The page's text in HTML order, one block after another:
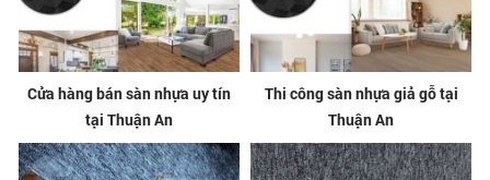
Cửa hàng bán sàn nhựa uy tín
tại Thuận An
Thi công sàn nhựa giả gỗ tại
Thuận An